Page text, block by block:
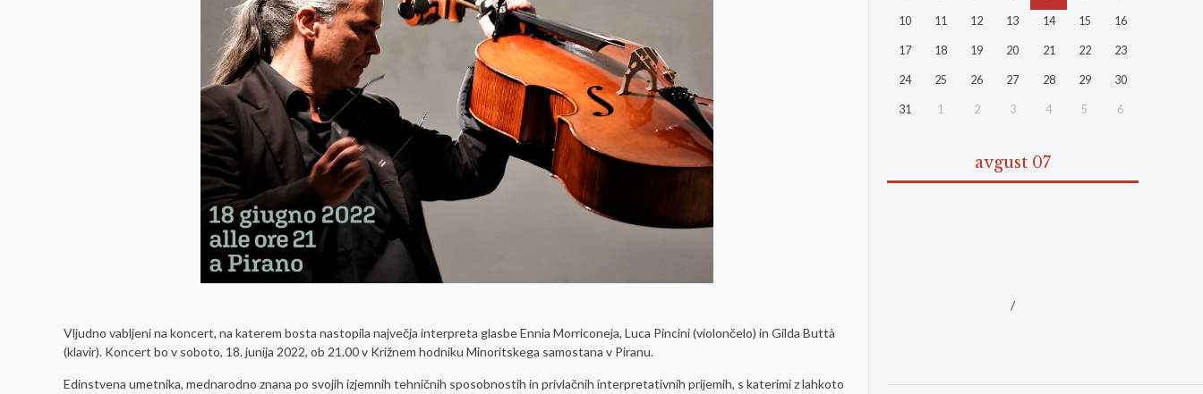
Vljudno vabljeni na koncert, na katerem bosta nastopila največja interpreta glasbe Ennia Morriconeja, Luca Pincini (violončelo) in Gilda Buttà
(klavir). Koncert bo v soboto, 18. junija 2022, ob 21.00 v Križnem hodniku Minoritskega samostana v Piranu.
Edinstvena umetnika, mednarodno znana po svojih izjemnih tehničnih sposobnostih in privlačnih interpretativnih prijemih, s katerimi z lahkoto
10 11 12 13 14 15 16
17 18 19 20 21 22 23
24 25 26 27 28 29 30
31 1 2 3 4 5 6
avgust 07
/